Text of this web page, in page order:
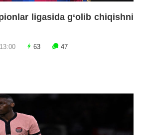
ligasida g‘olib chiqishni
63 47